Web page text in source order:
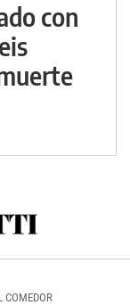
con
COMEDOR